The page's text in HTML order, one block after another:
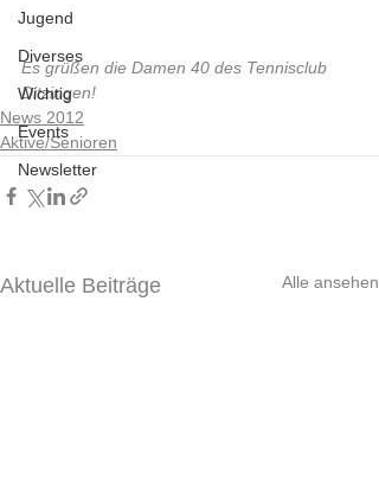
Jugend
Diverses
Wichtig
Events
Newsletter
Es grüßen die Damen 40 des Tennisclub
Ditzingen!
News 2012
Aktive/Senioren
Aktuelle Beiträge Alle ansehen